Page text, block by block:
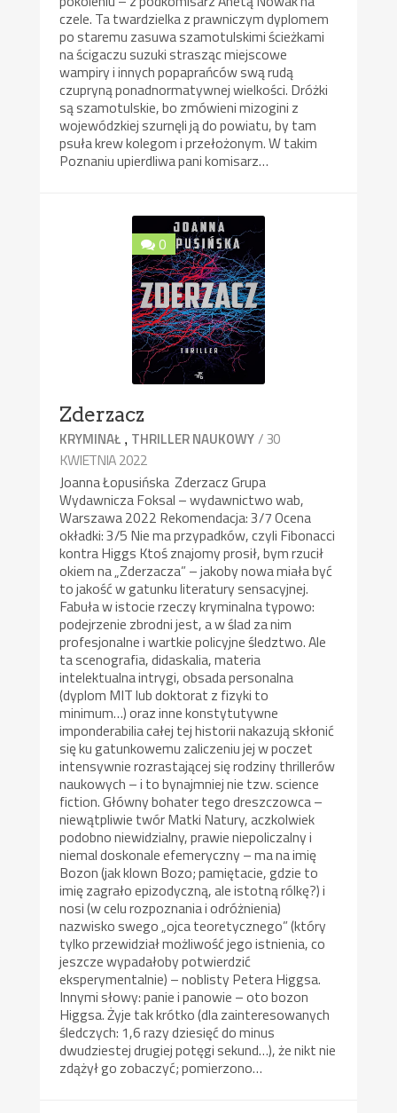
czele. Ta twardzielka z prawniczym dyplomem
po staremu zasuwa szamotulskimi ścieżkami
na ścigaczu suzuki strasząc miejscowe
wampiry i innych popaprańców swą rudą
czupryną ponadnormatywnej wielkości. Dróżki
są szamotulskie, bo zmówieni mizogini z
wojewódzkiej szurnęli ją do powiatu, by tam
psuła krew kolegom i przełożonym. W takim
Poznaniu upierdliwa pani komisarz…
0
Zderzacz
KRYMINAŁ , THRILLER NAUKOWY/ 30
KWIETNIA 2022
Joanna Łopusińska Zderzacz Grupa
Wydawnicza Foksal – wydawnictwo wab,
Warszawa 2022 Rekomendacja: 3/7 Ocena
okładki: 3/5 Nie ma przypadków, czyli Fibonacci
kontra Higgs Ktoś znajomy prosił, bym rzucił
okiem na „Zderzacza” – jakoby nowa miała być
to jakość w gatunku literatury sensacyjnej.
Fabuła w istocie rzeczy kryminalna typowo:
podejrzenie zbrodni jest, a w ślad za nim
profesjonalne i wartkie policyjne śledztwo. Ale
ta scenografia, didaskalia, materia
intelektualna intrygi, obsada personalna
(dyplom MIT lub doktorat z fizyki to
minimum…) oraz inne konstytutywne
imponderabilia całej tej historii nakazują skłonić
się ku gatunkowemu zaliczeniu jej w poczet
intensywnie rozrastającej się rodziny thrillerów
naukowych – i to bynajmniej nie tzw. science
fiction. Główny bohater tego dreszczowca –
niewątpliwie twór Matki Natury, aczkolwiek
podobno niewidzialny, prawie niepoliczalny i
niemal doskonale efemeryczny – ma na imię
Bozon (jak klown Bozo; pamiętacie, gdzie to
imię zagrało epizodyczną, ale istotną rólkę?) i
nosi (w celu rozpoznania i odróżnienia)
nazwisko swego „ojca teoretycznego” (który
tylko przewidział możliwość jego istnienia, co
jeszcze wypadałoby potwierdzić
eksperymentalnie) – noblisty Petera Higgsa.
Innymi słowy: panie i panowie – oto bozon
Higgsa. Żyje tak krótko (dla zainteresowanych
śledczych: 1,6 razy dziesięć do minus
dwudziestej drugiej potęgi sekund…), że nikt nie
zdążył go zobaczyć; pomierzono…